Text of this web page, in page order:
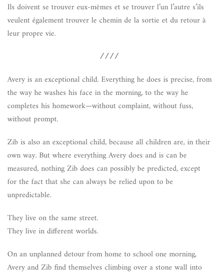
Ils doivent se trouver eux-mêmes et se trouver l’un l’autre s’ils
veulent également trouver le chemin de la sortie et du retour à
leur propre vie.
////
Avery is an exceptional child. Everything he does is precise, from
the way he washes his face in the morning, to the way he
completes his homework—without complaint, without fuss,
without prompt.
Zib is also an exceptional child, because all children are, in their
own way. But where everything Avery does and is can be
measured, nothing Zib does can possibly be predicted, except
for the fact that she can always be relied upon to be
unpredictable.
They live on the same street.
They live in different worlds.
On an unplanned detour from home to school one morning,
Avery and Zib find themselves climbing over a stone wall into